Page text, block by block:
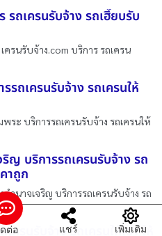
รถเครนรับจ้าง รถเฮี๊ยบรับ
ครนรับจ้าง.com บริการ รถเครน
รถเครนรับจ้าง รถเครนให้
ระ บริการรถเครนรับจ้าง รถเครนให้
ญ บริการรถเครนรับจ้าง รถ
าถูก
อำนาจเจริญ บริการรถเครนรับจ้าง รถ
ครนรับจ้าง รถเครนให้เช่า ให้
ต่อ แชร์ เพิ่มเติม